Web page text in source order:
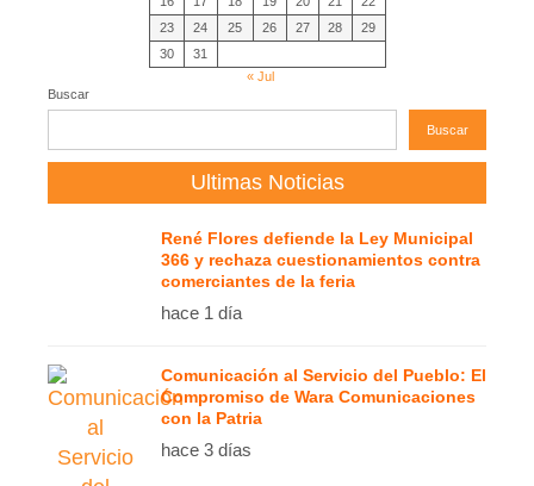
23
24 25 26 27 28
29
30
31
« Jul
Buscar
Buscar
Ultimas Noticias
René Flores defiende la Ley Municipal
366 y rechaza cuestionamientos contra
comerciantes de la feria
hace 1 día
Comunicación al Servicio del Pueblo: El
Compromiso de Wara Comunicaciones
con la Patria
hace 3 días